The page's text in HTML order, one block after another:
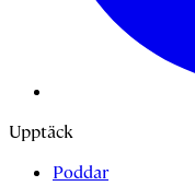
Upptäck
Poddar